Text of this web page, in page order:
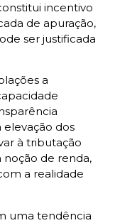
incentivo
de apuração,
ser justificada
a
elevação dos
à tributação
de renda,
a realidade
uma tendência